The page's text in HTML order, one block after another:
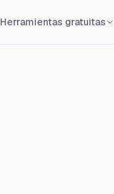
Herramientas gratuitas